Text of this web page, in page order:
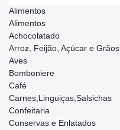
Alimentos
Alimentos
Achocolatado
Arroz, Feijão, Açúcar e Grãos
Aves
Bomboniere
Café
Carnes,Linguiças,Salsichas
Confeitaria
Conservas e Enlatados